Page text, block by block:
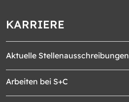
KARRIERE
Aktuelle Stellenausschreibungen
Arbeiten bei S+C